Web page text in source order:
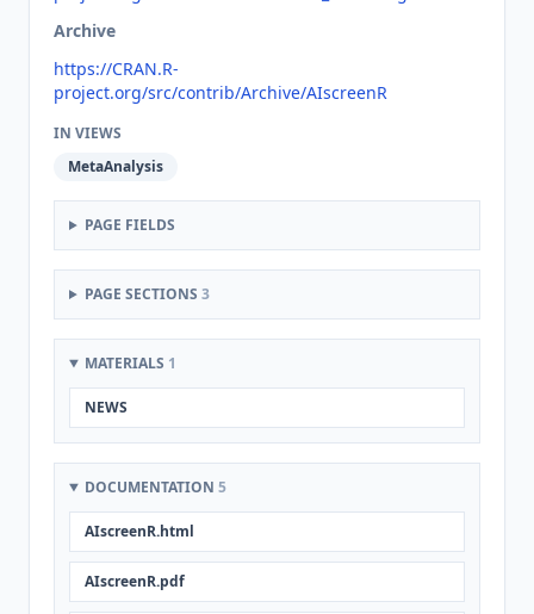
Archive
https://CRAN.R-
project.org/src/contrib/Archive/AIscreenR
IN VIEWS
MetaAnalysis
PAGE FIELDS
PAGE SECTIONS 3
MATERIALS 1
NEWS
DOCUMENTATION 5
AIscreenR.html
AIscreenR.pdf